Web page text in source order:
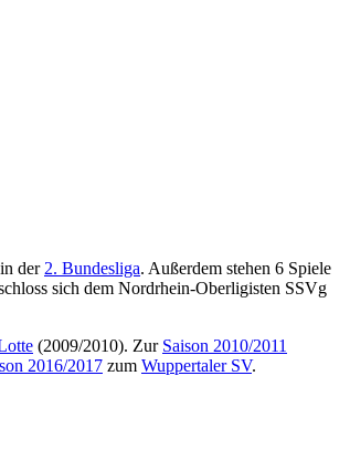
der 2. Bundesliga. Außerdem stehen 6 Spiele
sich dem Nordrhein-Oberligisten SSVg
(2009/2010). Zur Saison 2010/2011
2016/2017 zum Wuppertaler SV.